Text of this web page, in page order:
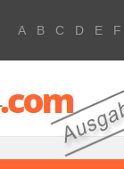
A B C D E F